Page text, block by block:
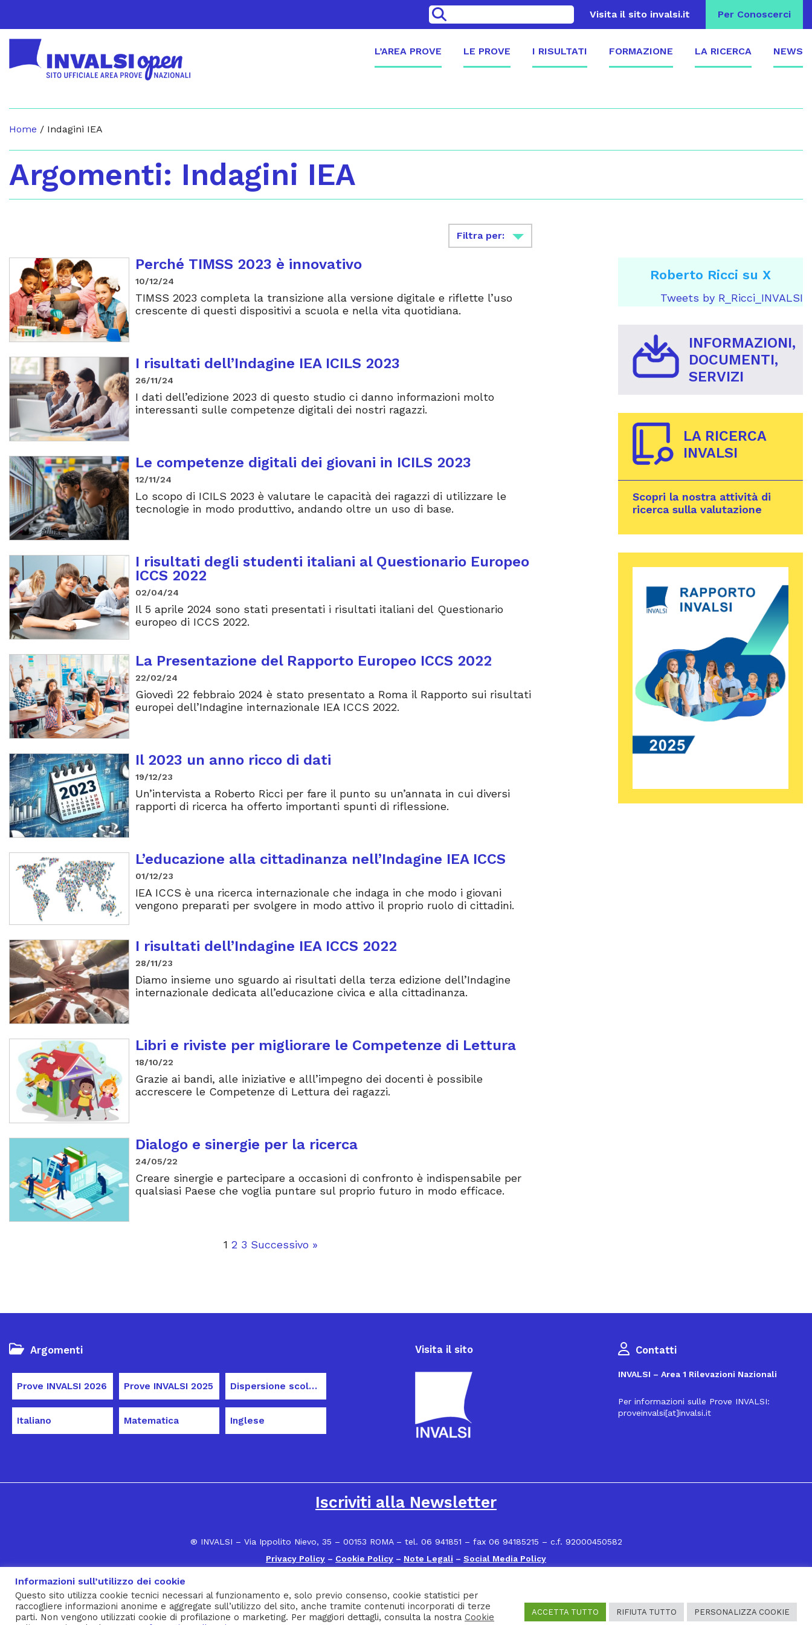
> Visita il sito invalsi.it Per Conoscerci
L’AREA PROVE LE PROVE I RISULTATI FORMAZIONE LA RICERCA NEWS
Home / Indagini IEA
Argomenti: Indagini IEA
Filtra per:
Perché TIMSS 2023 è innovativo
10/12/24
TIMSS 2023 completa la transizione alla versione digitale e riflette l’uso
crescente di questi dispositivi a scuola e nella vita quotidiana.
I risultati dell’Indagine IEA ICILS 2023
26/11/24
I dati dell’edizione 2023 di questo studio ci danno informazioni molto
interessanti sulle competenze digitali dei nostri ragazzi.
Le competenze digitali dei giovani in ICILS 2023
12/11/24
Lo scopo di ICILS 2023 è valutare le capacità dei ragazzi di utilizzare le
tecnologie in modo produttivo, andando oltre un uso di base.
I risultati degli studenti italiani al Questionario Europeo
ICCS 2022
02/04/24
Il 5 aprile 2024 sono stati presentati i risultati italiani del Questionario
europeo di ICCS 2022.
La Presentazione del Rapporto Europeo ICCS 2022
22/02/24
Giovedì 22 febbraio 2024 è stato presentato a Roma il Rapporto sui risultati
europei dell’Indagine internazionale IEA ICCS 2022.
Il 2023 un anno ricco di dati
19/12/23
Un’intervista a Roberto Ricci per fare il punto su un’annata in cui diversi
rapporti di ricerca ha offerto importanti spunti di riflessione.
L’educazione alla cittadinanza nell’Indagine IEA ICCS
01/12/23
IEA ICCS è una ricerca internazionale che indaga in che modo i giovani
vengono preparati per svolgere in modo attivo il proprio ruolo di cittadini.
I risultati dell’Indagine IEA ICCS 2022
28/11/23
Diamo insieme uno sguardo ai risultati della terza edizione dell’Indagine
internazionale dedicata all’educazione civica e alla cittadinanza.
Libri e riviste per migliorare le Competenze di Lettura
18/10/22
Grazie ai bandi, alle iniziative e alll’impegno dei docenti è possibile
accrescere le Competenze di Lettura dei ragazzi.
Dialogo e sinergie per la ricerca
24/05/22
Creare sinergie e partecipare a occasioni di confronto è indispensabile per
qualsiasi Paese che voglia puntare sul proprio futuro in modo efficace.
1 2 3 Successivo »
Roberto Ricci su X
Tweets by R_Ricci_INVALSI
INFORMAZIONI,
DOCUMENTI,
SERVIZI
LA RICERCA
INVALSI
Scopri la nostra attività di
ricerca sulla valutazione
Argomenti
Prove INVALSI 2026 Prove INVALSI 2025 Dispersione scolastica
Italiano Matematica Inglese
Visita il sito Contatti
INVALSI – Area 1 Rilevazioni Nazionali
Per informazioni sulle Prove INVALSI:
proveinvalsi[at]invalsi.it
Iscriviti alla Newsletter
® INVALSI – Via Ippolito Nievo, 35 – 00153 ROMA – tel. 06 941851 – fax 06 94185215 – c.f. 92000450582
Privacy Policy – Cookie Policy – Note Legali – Social Media Policy
Informazioni sull’utilizzo dei cookie
Questo sito utilizza cookie tecnici necessari al funzionamento e, solo previo consenso, cookie statistici per
raccogliere informazioni anonime e aggregate sull’utilizzo del sito, anche tramite contenuti incorporati di terze
parti. Non vengono utilizzati cookie di profilazione o marketing. Per maggiori dettagli, consulta la nostra Cookie
ACCETTA TUTTO RIFIUTA TUTTO PERSONALIZZA COOKIE